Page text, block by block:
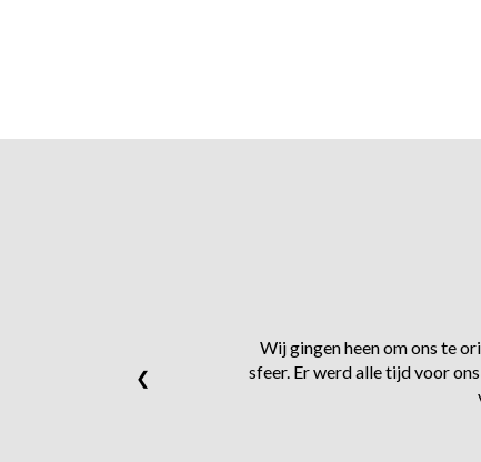
Wij gingen heen om ons te
sfeer. Er werd alle tijd voor
❮